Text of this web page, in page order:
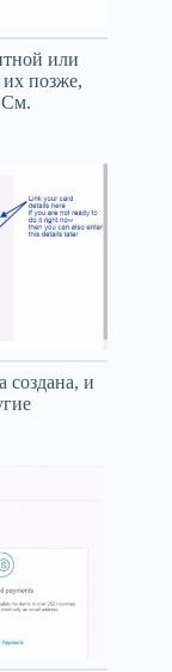
или
их позже,
См.
создана, и